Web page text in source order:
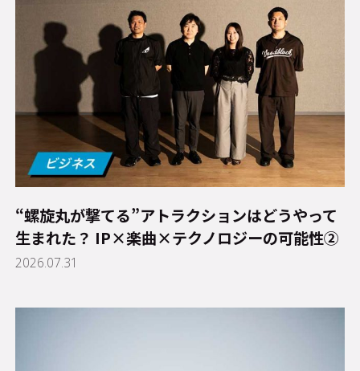
“螺旋丸が撃てる”アトラクションはどうやって
生まれた？ IP×楽曲×テクノロジーの可能性②
2026.07.31